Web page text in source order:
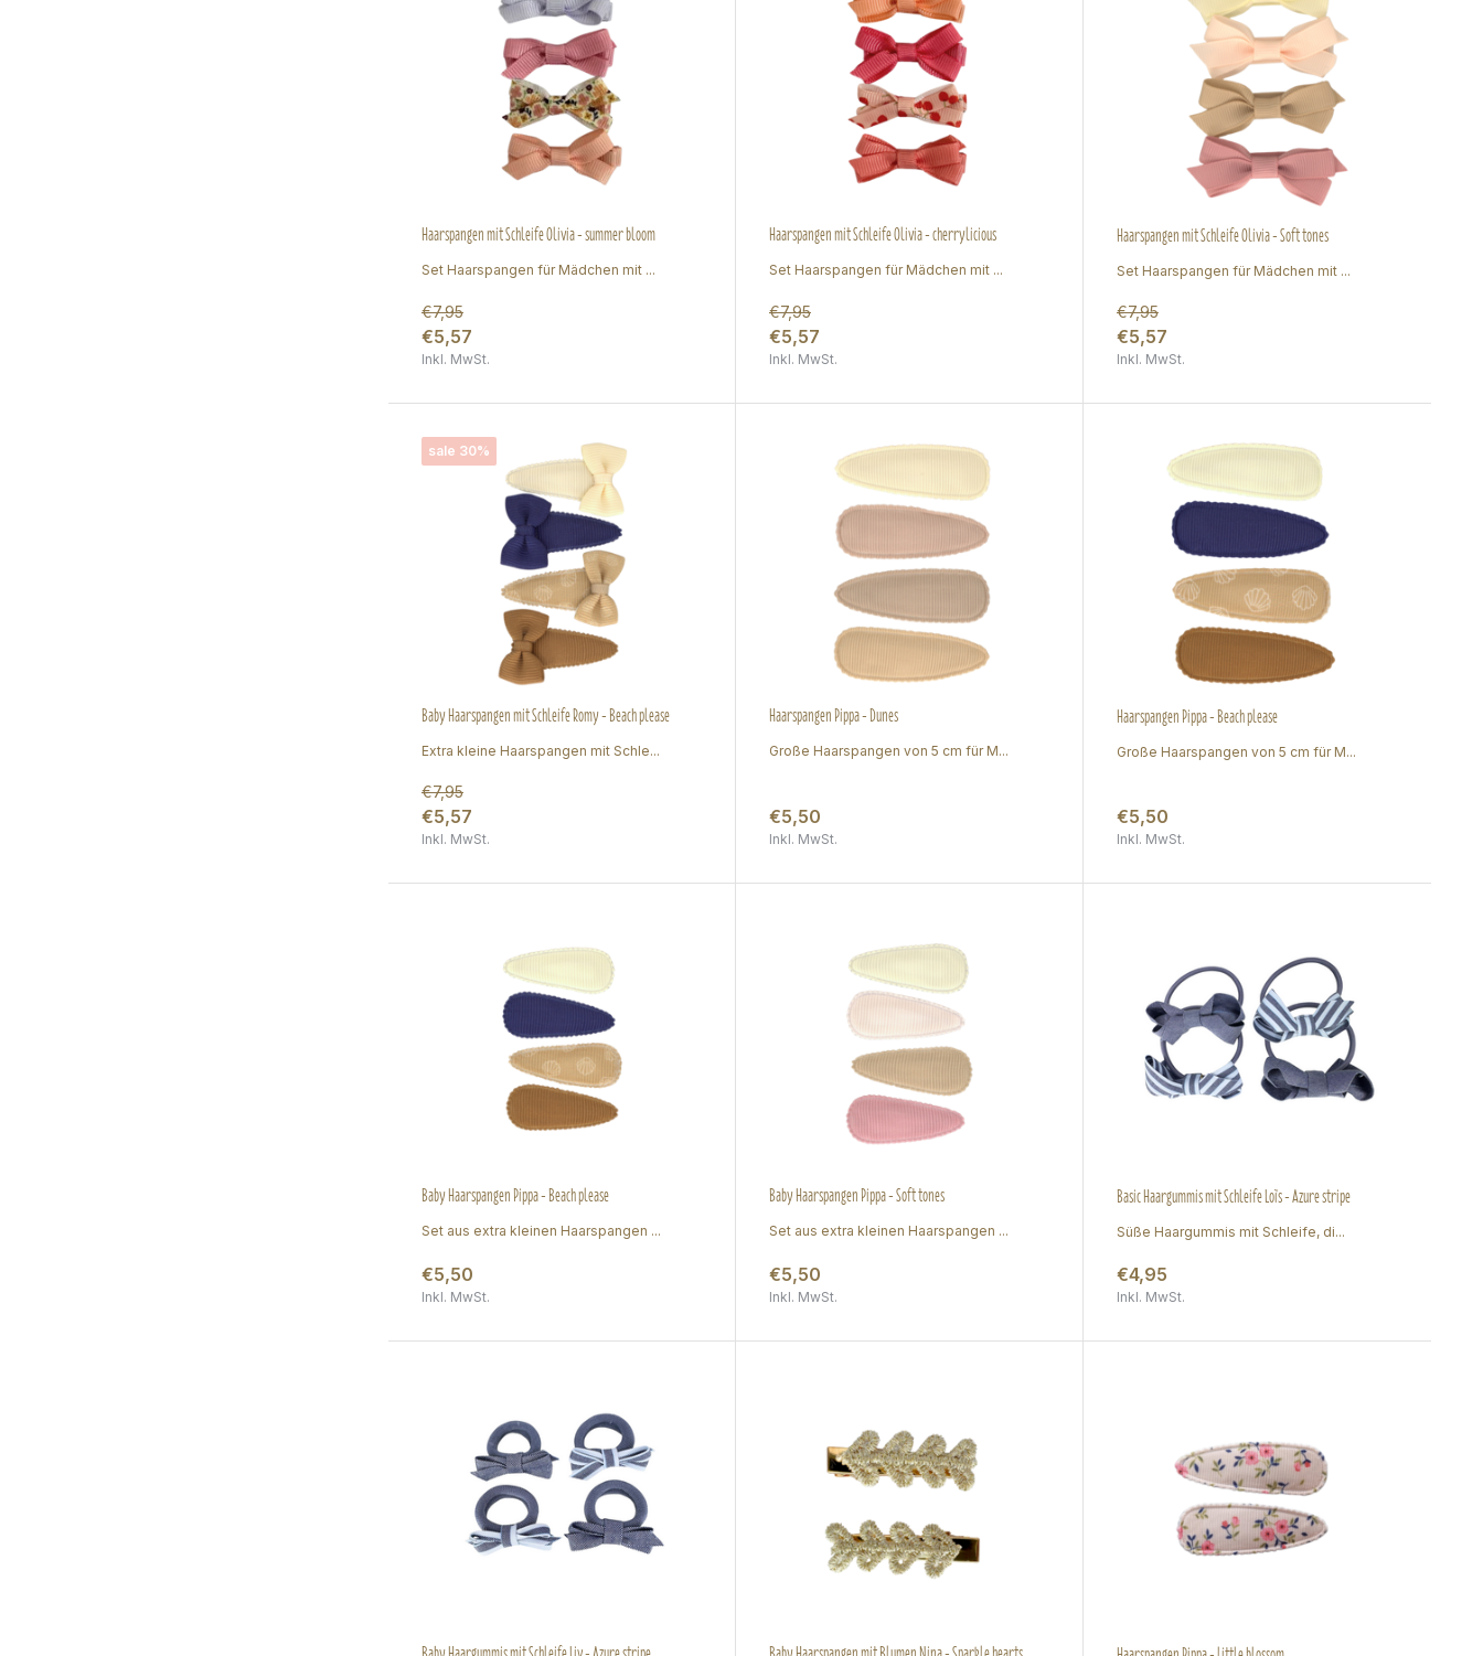
Haarspangen mit Schleife Olivia - summer bloom
Set Haarspangen für Mädchen mit ...
€7,95
€5,57
Inkl. MwSt.
Haarspangen mit Schleife Olivia - cherrylicious
Set Haarspangen für Mädchen mit ...
€7,95
€5,57
Inkl. MwSt.
Haarspangen mit Schleife Olivia - Soft tones
Set Haarspangen für Mädchen mit ...
€7,95
€5,57
Inkl. MwSt.
sale 30%
Baby Haarspangen mit Schleife Romy - Beach please
Extra kleine Haarspangen mit Schle...
€7,95
€5,57
Inkl. MwSt.
Haarspangen Pippa - Dunes
Große Haarspangen von 5 cm für M...
€5,50
Inkl. MwSt.
Haarspangen Pippa - Beach please
Große Haarspangen von 5 cm für M...
€5,50
Inkl. MwSt.
Baby Haarspangen Pippa - Beach please
Set aus extra kleinen Haarspangen ...
€5,50
Inkl. MwSt.
Baby Haarspangen Pippa - Soft tones
Set aus extra kleinen Haarspangen ...
€5,50
Inkl. MwSt.
Basic Haargummis mit Schleife Loïs - Azure stripe
Süße Haargummis mit Schleife, di...
€4,95
Inkl. MwSt.